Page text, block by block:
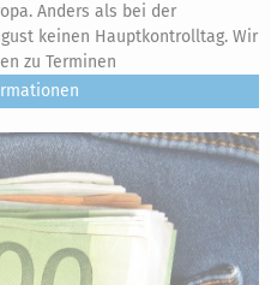
Anders als bei der
keinen Hauptkontrolltag. Wir
zu Terminen